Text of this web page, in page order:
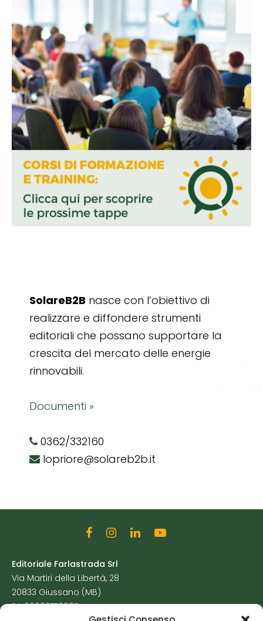
SolareB2B nasce con l’obiettivo di
realizzare e diffondere strumenti
editoriali che possano supportare la
crescita del mercato delle energie
rinnovabili.
Documenti »
0362/332160
lopriore@solareb2b.it
Editoriale Farlastrada Srl
Via Martiri della Libertà, 28
20833 Giussano (MB)
P.I. 06982770965